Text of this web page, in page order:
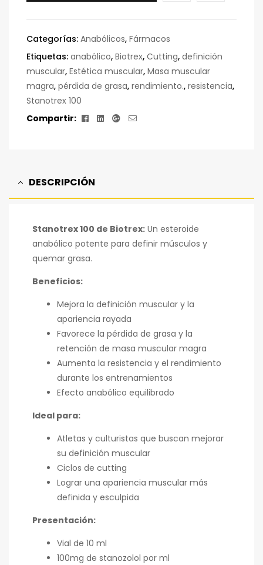
Categorías: Anabólicos, Fármacos
Etiquetas: anabólico, Biotrex, Cutting, definición
muscular, Estética muscular, Masa muscular
magra, pérdida de grasa, rendimiento., resistencia,
Stanotrex 100
Compartir:
Facebook
LinkedinGoogle+
Correo
DESCRIPCIÓN
Stanotrex 100 de Biotrex: Un esteroide
anabólico potente para definir músculos y
quemar grasa.
Beneficios:
Mejora la definición muscular y la
apariencia rayada
Favorece la pérdida de grasa y la
retención de masa muscular magra
Aumenta la resistencia y el rendimiento
durante los entrenamientos
Efecto anabólico equilibrado
Ideal para:
Atletas y culturistas que buscan mejorar
su definición muscular
Ciclos de cutting
Lograr una apariencia muscular más
definida y esculpida
Presentación:
Vial de 10 ml
100mg de stanozolol por ml